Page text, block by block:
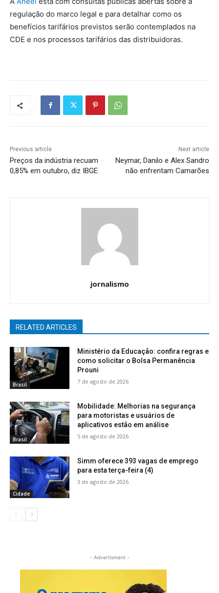
regulação do marco legal e para detalhar como os
benefícios tarifários previstos serão contemplados na
CDE e nos processos tarifários das distribuidoras.
Previous article
Preços da indústria recuam
0,85% em outubro, diz IBGE
Next article
Neymar, Danilo e Alex Sandro
não enfrentam Camarões
jornalismo
RELATED ARTICLES
Brasil
Ministério da Educação: confira regras e
como solicitar o Bolsa Permanência
Prouni
7 de agosto de 2026
Brasil
Mobilidade: Melhorias na segurança
para motoristas e usuários de
aplicativos estão em análise
5 de agosto de 2026
Cidade
Simm oferece 393 vagas de emprego
para esta terça-feira (4)
3 de agosto de 2026
- Advertisment -